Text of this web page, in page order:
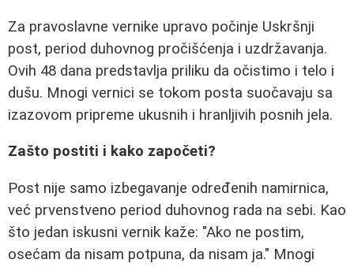
Za pravoslavne vernike upravo počinje Uskršnji
post, period duhovnog pročišćenja i uzdržavanja.
Ovih 48 dana predstavlja priliku da očistimo i telo i
dušu. Mnogi vernici se tokom posta suočavaju sa
izazovom pripreme ukusnih i hranljivih posnih jela.
Zašto postiti i kako započeti?
Post nije samo izbegavanje određenih namirnica,
već prvenstveno period duhovnog rada na sebi. Kao
što jedan iskusni vernik kaže: "Ako ne postim,
osećam da nisam potpuna, da nisam ja." Mnogi